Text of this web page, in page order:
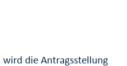
wird die Antragsstellung